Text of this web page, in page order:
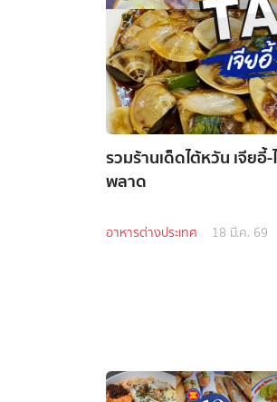
รวมร้านเด็ดไต้หวัน เจียอี้
พลาด
อาหารต่างประเทศ 18 มี.ค. 69